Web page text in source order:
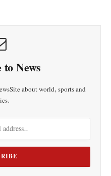
News
about world, sports and